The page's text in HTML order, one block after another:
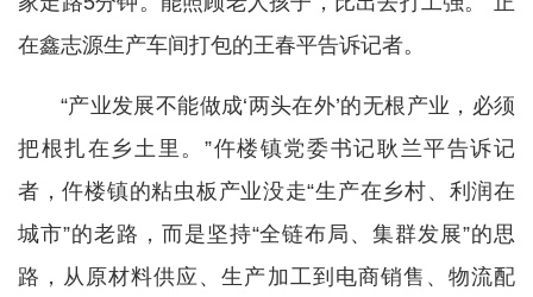
在鑫志源生产车间打包的王春平告诉记者。
“产业发展不能做成‘两头在外’的无根产业，必须
把根扎在乡土里。”仵楼镇党委书记耿兰平告诉记
者，仵楼镇的粘虫板产业没走“生产在乡村、利润在
城市”的老路，而是坚持“全链布局、集群发展”的思
路，从原材料供应、生产加工到电商销售、物流配